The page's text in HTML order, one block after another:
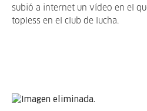
subió a internet un vídeo en el
topless en el club de lucha.